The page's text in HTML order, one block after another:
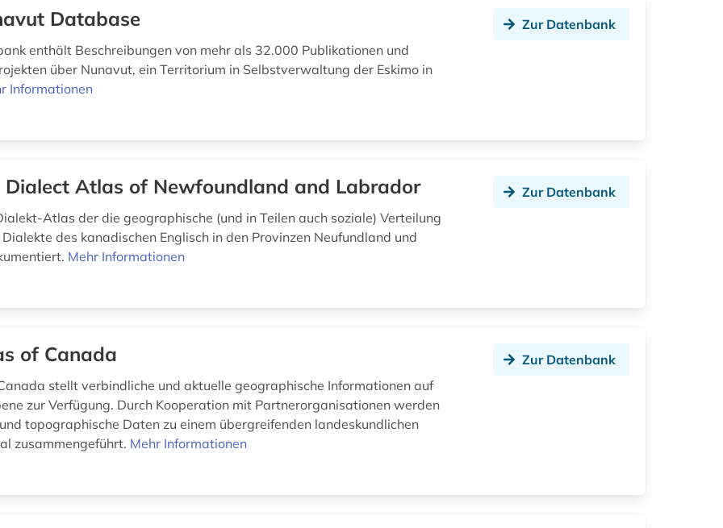
Database
enthält Beschreibungen von mehr als 32.000 Publikationen und
über Nunavut, ein Territorium in Selbstverwaltung der Eskimo in
Informationen
Zur Datenbank
Dialect Atlas of Newfoundland and Labrador
Atlas der die geographische (und in Teilen auch soziale) Verteilung
des kanadischen Englisch in den Provinzen Neufundland und
Mehr Informationen
Zur Datenbank
of Canada
stellt verbindliche und aktuelle geographische Informationen auf
zur Verfügung. Durch Kooperation mit Partnerorganisationen werden
topographische Daten zu einem übergreifenden landeskundlichen
zusammengeführt. Mehr Informationen
Zur Datenbank